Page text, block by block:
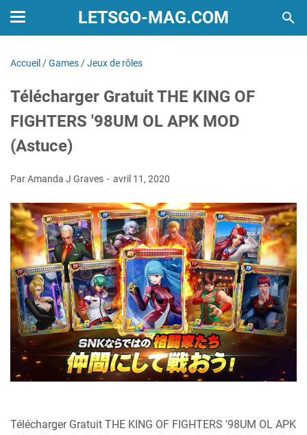
LETSGO-MAG.COM
Accueil /Games /Jeux de rôles
Télécharger Gratuit THE KING OF
FIGHTERS '98UM OL APK MOD
(Astuce)
Par Amanda J Graves avril 11, 2020
Télécharger Gratuit THE KING OF FIGHTERS '98UM OL APK